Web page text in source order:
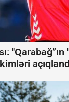
"Qarabağ”ın